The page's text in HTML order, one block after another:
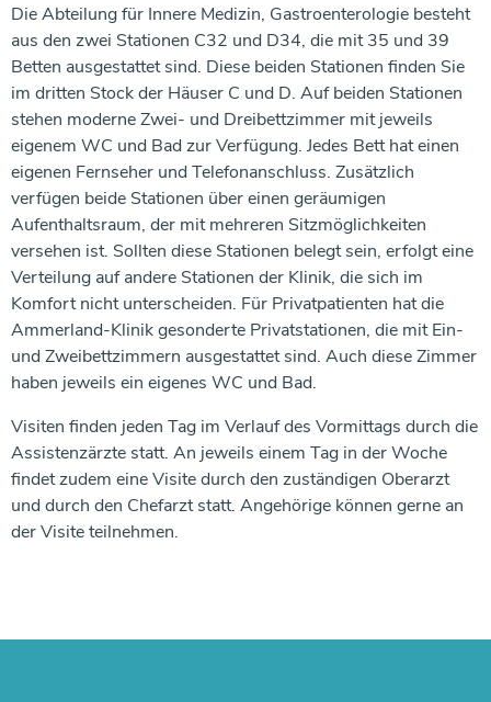
Die Abteilung für Innere Medizin, Gastroenterologie besteht
aus den zwei Stationen C32 und D34, die mit 35 und 39
Betten ausgestattet sind. Diese beiden Stationen finden Sie
im dritten Stock der Häuser C und D. Auf beiden Stationen
stehen moderne Zwei- und Dreibettzimmer mit jeweils
eigenem WC und Bad zur Verfügung. Jedes Bett hat einen
eigenen Fernseher und Telefonanschluss. Zusätzlich
verfügen beide Stationen über einen geräumigen
Aufenthaltsraum, der mit mehreren Sitzmöglichkeiten
versehen ist. Sollten diese Stationen belegt sein, erfolgt eine
Verteilung auf andere Stationen der Klinik, die sich im
Komfort nicht unterscheiden. Für Privatpatienten hat die
Ammerland-Klinik gesonderte Privatstationen, die mit Ein-
und Zweibettzimmern ausgestattet sind. Auch diese Zimmer
haben jeweils ein eigenes WC und Bad.
Visiten finden jeden Tag im Verlauf des Vormittags durch die
Assistenzärzte statt. An jeweils einem Tag in der Woche
findet zudem eine Visite durch den zuständigen Oberarzt
und durch den Chefarzt statt. Angehörige können gerne an
der Visite teilnehmen.